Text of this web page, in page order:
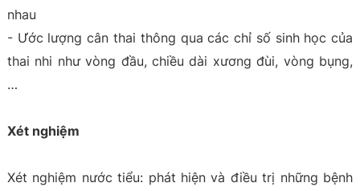
nhau
- Ước lượng cân thai thông qua các chỉ số sinh học của
thai nhi như vòng đầu, chiều dài xương đùi, vòng bụng,
…
Xét nghiệm
Xét nghiệm nước tiểu: phát hiện và điều trị những bệnh